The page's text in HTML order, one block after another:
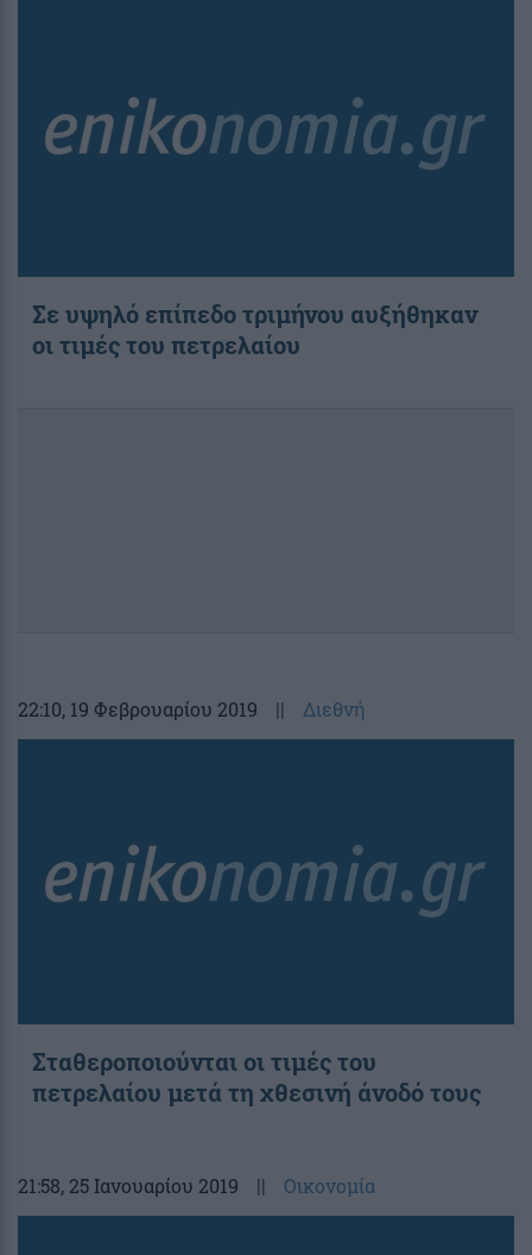
Σε υψηλό επίπεδο τριμήνου αυξήθηκαν
οι τιμές του πετρελαίου
22:10, 19 Φεβρουαρίου 2019 || Διεθνή
Σταθεροποιούνται οι τιμές του
πετρελαίου μετά τη χθεσινή άνοδό τους
21:58, 25 Ιανουαρίου 2019 || Οικονομία